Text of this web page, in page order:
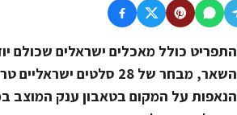
התפריט כולל מאכלים ישראלים שכולם
השאר, מבחר של 28
הנאפות על המקום בטאבון ענק